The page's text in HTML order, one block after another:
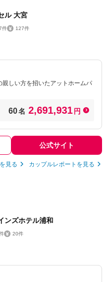
ル 大宮
件 127件
しい方を招いたアットホームパ
60名 2,691,931 円
公式サイト
見る カップルレポートを見る
ンズホテル浦和
20件